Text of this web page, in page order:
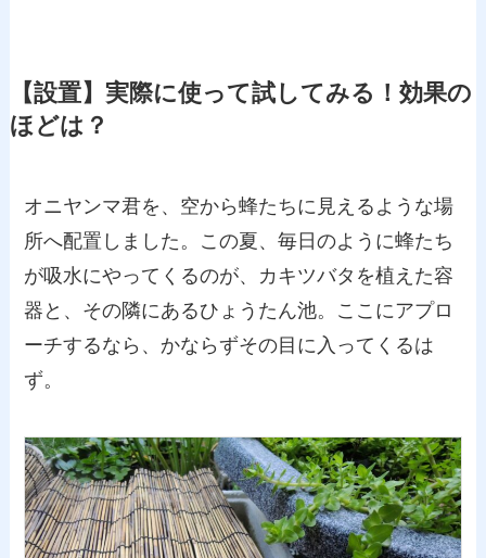
【設置】実際に使って試してみる！効果の
ほどは？
オニヤンマ君を、空から蜂たちに見えるような場
所へ配置しました。この夏、毎日のように蜂たち
が吸水にやってくるのが、カキツバタを植えた容
器と、その隣にあるひょうたん池。ここにアプロ
ーチするなら、かならずその目に入ってくるは
ず。